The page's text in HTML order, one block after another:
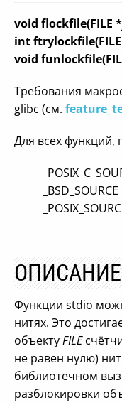
void flockfile(FILE *
int
void
Требования
glibc (см.
Для всех
ОПИСАНИЕ
Функции stdio
нитях. Это
объектуFILE
не равен нулю)
библиотечном
разблокировки